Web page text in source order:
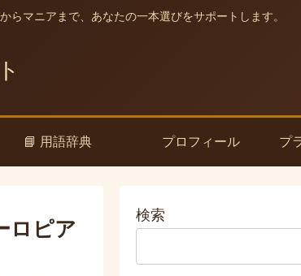
マニアまで、あなたの一本選びをサポートします。
📘 用語辞典 プロフィール プ
ロピア
検索